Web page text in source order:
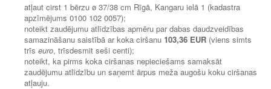
atļaut cirst 1 bērzu ø 37/38 cm Rīgā, Kangaru ielā 1 (kadastra
apzīmējums 0100 102 0057);
noteikt zaudējumu atlīdzības apmēru par dabas daudzveidības
samazināšanu saistībā ar koka ciršanu 103,36 EUR (viens simts
trīs euro, trīsdesmit seši centi);
noteikt, ka pirms koka ciršanas nepieciešams samaksāt
zaudējumu atlīdzību un saņemt ārpus meža augošu koku ciršanas
atļauju.